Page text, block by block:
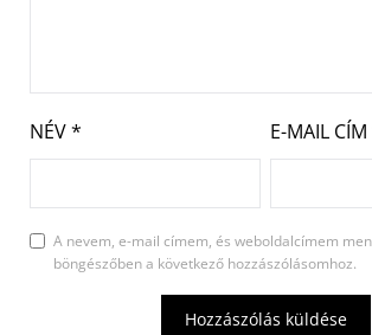
NÉV* E-MAIL CÍM
A nevem, e-mail címem, és weboldalcímem
böngészőben a következő hozzászólásomhoz.